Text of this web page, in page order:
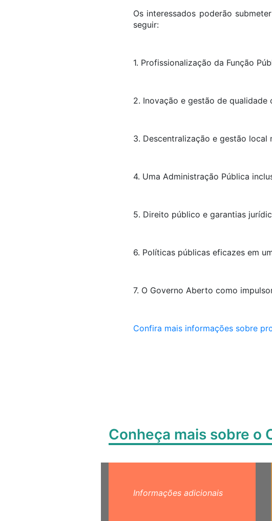
Os interessados poderão
seguir:
1. Profissionalização da Função
2. Inovação e gestão de
3. Descentralização e gestão
4. Uma Administração Pública
5. Direito público e garantias
6. Políticas públicas eficazes em
7. O Governo Aberto como
Confira mais informações sobre
Conheça mais sobre o
Informações adicionais